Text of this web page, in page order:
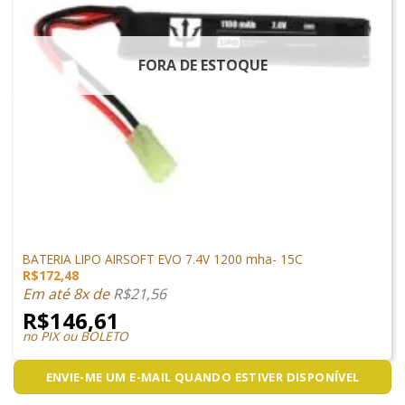
FORA DE ESTOQUE
BATERIA LIPO AIRSOFT EVO 7.4V 1200 mha- 15C
R$172,48
Em até 8x deR$21,56
R$146,61
no PIX ou BOLETO
ENVIE-ME UM E-MAIL QUANDO ESTIVER DISPONÍVEL